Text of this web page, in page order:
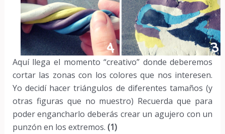
Aquí llega el momento “creativo” donde deberemos
cortar las zonas con los colores que nos interesen.
Yo decidí hacer triángulos de diferentes tamaños (y
otras figuras que no muestro) Recuerda que para
poder engancharlo deberás crear un agujero con un
punzón en los extremos. (1)